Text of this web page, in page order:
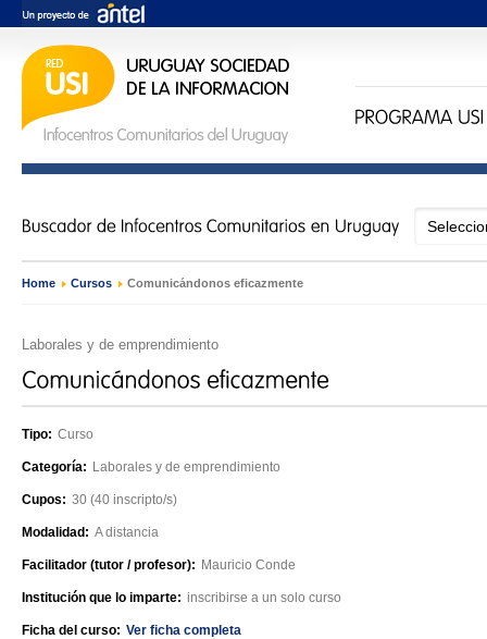
Home › Cursos › Comunicándonos eficazmente
Laborales y de emprendimiento
Tipo: Curso
Categoría: Laborales y de emprendimiento
Cupos: 30 (40 inscripto/s)
Modalidad: A distancia
Facilitador (tutor / profesor): Mauricio Conde
Institución que lo imparte: inscribirse a un solo curso
Ficha del curso: Ver ficha completa